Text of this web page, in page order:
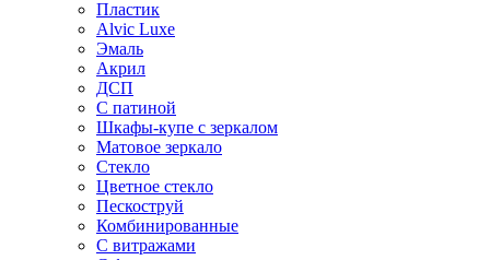
Пластик
Alvic Luxe
Эмаль
Акрил
ДСП
С патиной
Шкафы-купе с зеркалом
Матовое зеркало
Стекло
Цветное стекло
Пескоструй
Комбинированные
С витражами